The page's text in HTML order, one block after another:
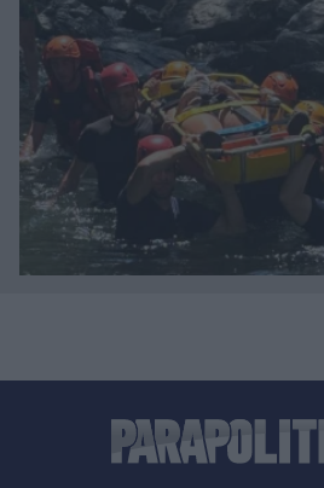
Πριν 21 λεπτά